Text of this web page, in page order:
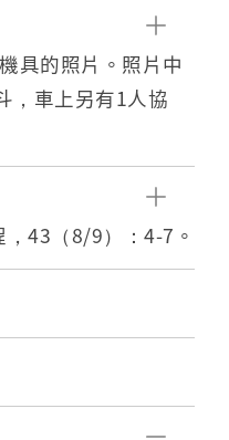
具的照片。照片中
，車上另有1人協
農機公司、井關農
景與政府推行農
43（8/9）：4-7。